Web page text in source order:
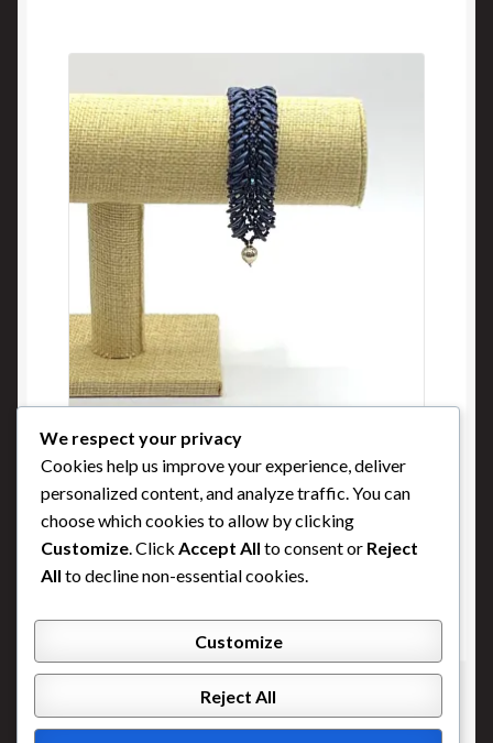
Croissants bleutés
Buy Now
© Conception Phenix 2023, Photos d'acceuil : Avril
We respect your privacy
Cookies help us improve your experience, deliver
personalized content, and analyze traffic. You can
choose which cookies to allow by clicking
Customize. Click Accept All to consent or Reject
All to decline non-essential cookies.
Customize
Reject All